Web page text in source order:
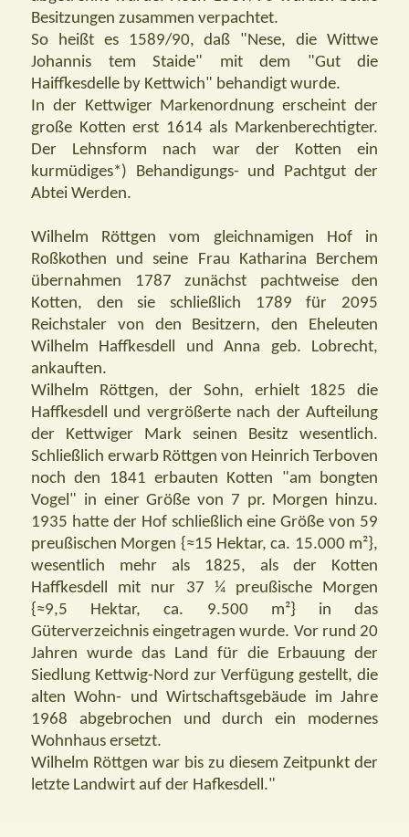
Besitzungen zusammen verpachtet.
So heißt es 1589/90, daß "Nese, die Wittwe
Johannis tem Staide" mit dem "Gut die
Haiffkesdelle by Kettwich" behandigt wurde.
In der Kettwiger Markenordnung erscheint der
große Kotten erst 1614 als Markenberechtigter.
Der Lehnsform nach war der Kotten ein
kurmüdiges*) Behandigungs- und Pachtgut der
Abtei Werden.
Wilhelm Röttgen vom gleichnamigen Hof in
Roßkothen und seine Frau Katharina Berchem
übernahmen 1787 zunächst pachtweise den
Kotten, den sie schließlich 1789 für 2095
Reichstaler von den Besitzern, den Eheleuten
Wilhelm Haffkesdell und Anna geb. Lobrecht,
ankauften.
Wilhelm Röttgen, der Sohn, erhielt 1825 die
Haffkesdell und vergrößerte nach der Aufteilung
der Kettwiger Mark seinen Besitz wesentlich.
Schließlich erwarb Röttgen von Heinrich Terboven
noch den 1841 erbauten Kotten "am bongten
Vogel" in einer Größe von 7 pr. Morgen hinzu.
1935 hatte der Hof schließlich eine Größe von 59
preußischen Morgen {≈15 Hektar, ca. 15.000 m²},
wesentlich mehr als 1825, als der Kotten
Haffkesdell mit nur 37 ¼ preußische Morgen
{≈9,5 Hektar, ca. 9.500 m²} in das
Güterverzeichnis eingetragen wurde. Vor rund 20
Jahren wurde das Land für die Erbauung der
Siedlung Kettwig-Nord zur Verfügung gestellt, die
alten Wohn- und Wirtschaftsgebäude im Jahre
1968 abgebrochen und durch ein modernes
Wohnhaus ersetzt.
Wilhelm Röttgen war bis zu diesem Zeitpunkt der
letzte Landwirt auf der Hafkesdell."